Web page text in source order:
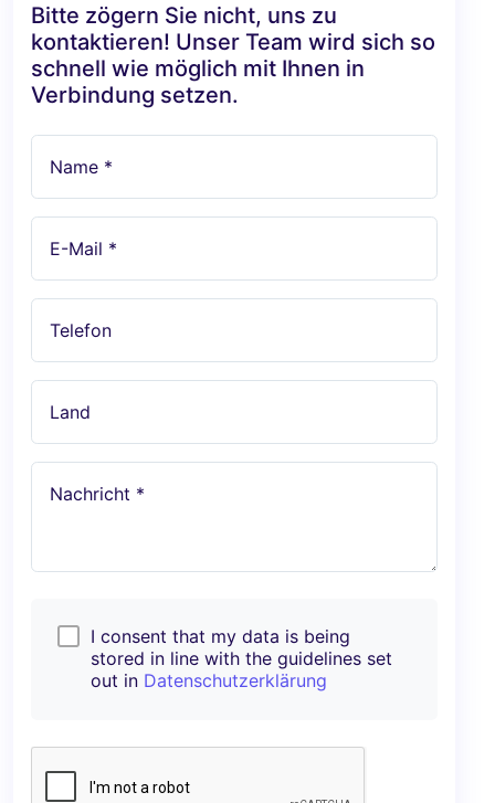
Bitte zögern Sie nicht, uns zu
kontaktieren! Unser Team wird sich so
schnell wie möglich mit Ihnen in
Verbindung setzen.
Name *
E-Mail *
Telefon
Land
Nachricht *
I consent that my data is being
stored in line with the guidelines set
out in Datenschutzerklärung